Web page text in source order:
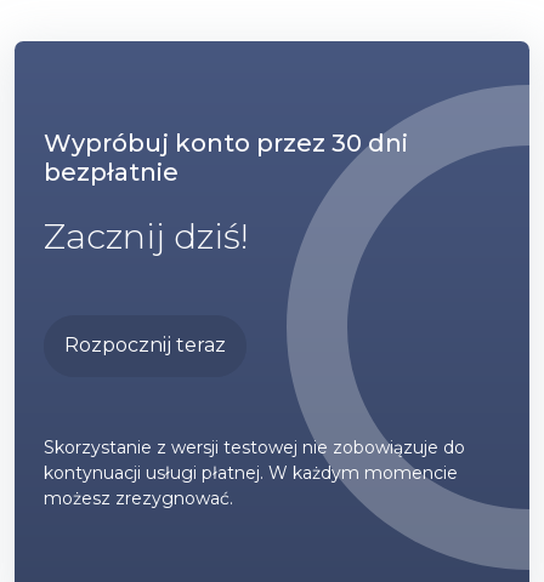
Wypróbuj konto przez 30 dni
bezpłatnie
Zacznij dziś!
Rozpocznij teraz
Skorzystanie z wersji testowej nie zobowiązuje do
kontynuacji usługi płatnej. W każdym momencie
możesz zrezygnować.